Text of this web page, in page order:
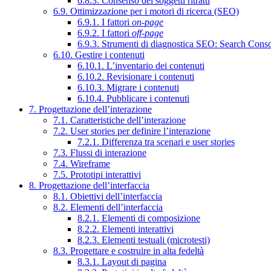
6.9. Ottimizzazione per i motori di ricerca (SEO)
6.9.1. I fattori on-page
6.9.2. I fattori off-page
6.9.3. Strumenti di diagnostica SEO: Search
6.10. Gestire i contenuti
6.10.1. L’inventario dei contenuti
6.10.2. Revisionare i contenuti
6.10.3. Migrare i contenuti
6.10.4. Pubblicare i contenuti
7. Progettazione dell’interazione
7.1. Caratteristiche dell’interazione
7.2. User stories per definire l’interazione
7.2.1. Differenza tra scenari e user stories
7.3. Flussi di interazione
7.4. Wireframe
7.5. Prototipi interattivi
8. Progettazione dell’interfaccia
8.1. Obiettivi dell’interfaccia
8.2. Elementi dell’interfaccia
8.2.1. Elementi di composizione
8.2.2. Elementi interattivi
8.2.3. Elementi testuali (microtesti)
8.3. Progettare e costruire in alta fedeltà
8.3.1. Layout di pagina